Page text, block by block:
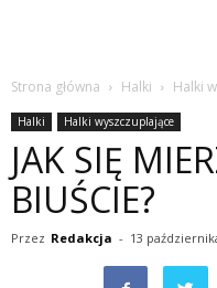
Strona główna Halki Halki
Halki Halki wyszczuplające
JAK SIĘ
BIUŚCIE?
Przez Redakcja - 13